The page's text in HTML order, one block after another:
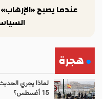
عندما يصبح
هجرة
لماذا يجري
15 أغسطس؟